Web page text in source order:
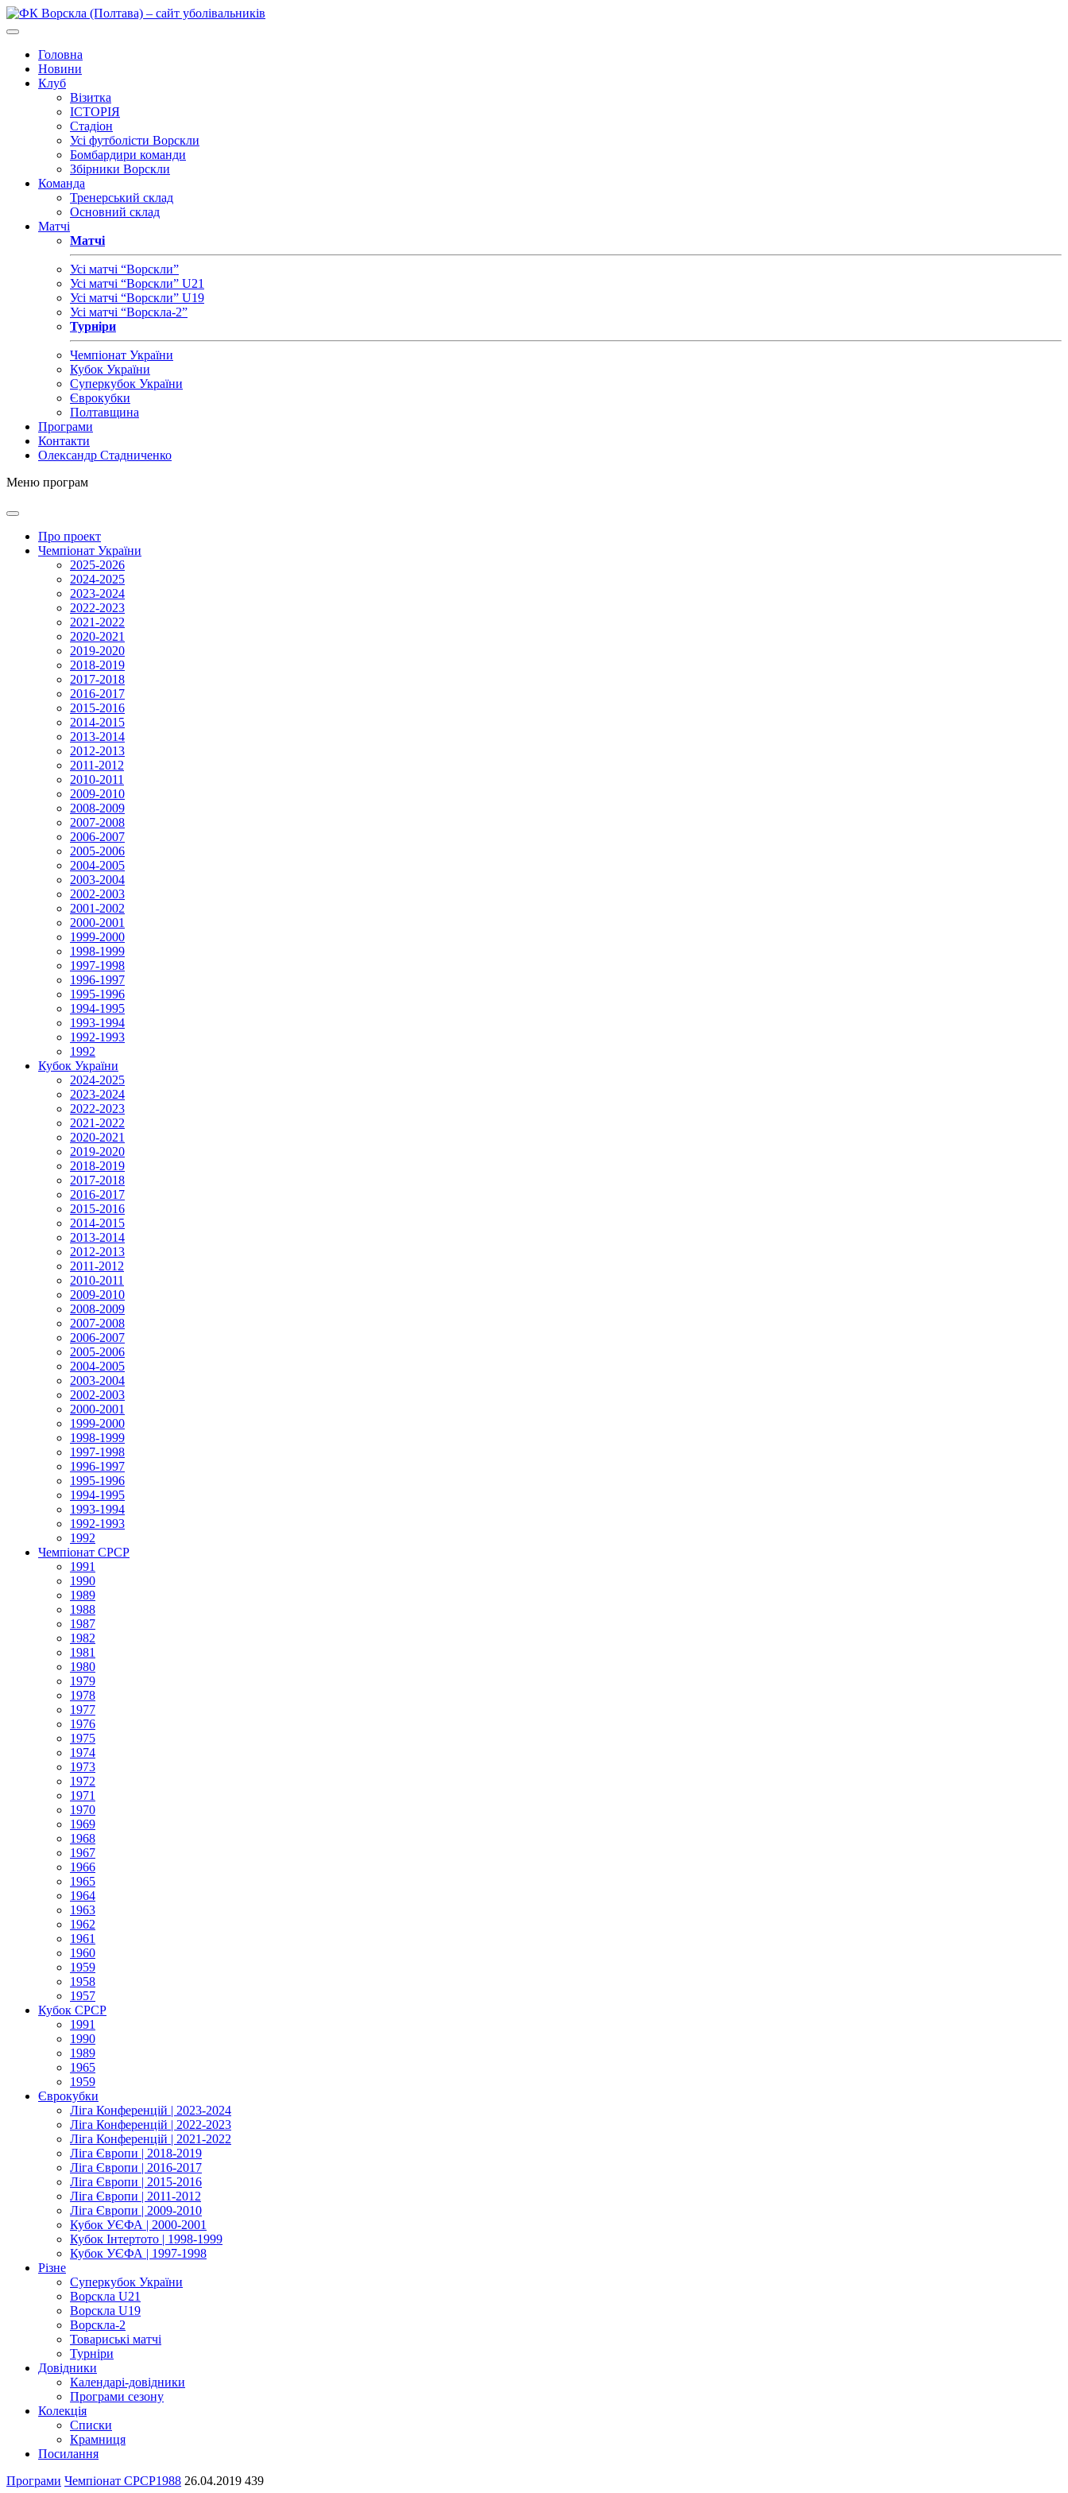
Головна
Новини
Клуб
Візитка
ІСТОРІЯ
Стадіон
Усі футболісти Ворскли
Бомбардири команди
Збірники Ворскли
Команда
Тренерський склад
Основний склад
Матчі
Матчі
Усі матчі “Ворскли”
Усі матчі “Ворскли” U21
Усі матчі “Ворскли” U19
Усі матчі “Ворскла-2”
Турніри
Чемпіонат України
Кубок України
Суперкубок України
Єврокубки
Полтавщина
Програми
Контакти
Олександр Стадниченко
Меню програм
Про проект
Чемпіонат України
2025-2026
2024-2025
2023-2024
2022-2023
2021-2022
2020-2021
2019-2020
2018-2019
2017-2018
2016-2017
2015-2016
2014-2015
2013-2014
2012-2013
2011-2012
2010-2011
2009-2010
2008-2009
2007-2008
2006-2007
2005-2006
2004-2005
2003-2004
2002-2003
2001-2002
2000-2001
1999-2000
1998-1999
1997-1998
1996-1997
1995-1996
1994-1995
1993-1994
1992-1993
1992
Кубок України
2024-2025
2023-2024
2022-2023
2021-2022
2020-2021
2019-2020
2018-2019
2017-2018
2016-2017
2015-2016
2014-2015
2013-2014
2012-2013
2011-2012
2010-2011
2009-2010
2008-2009
2007-2008
2006-2007
2005-2006
2004-2005
2003-2004
2002-2003
2000-2001
1999-2000
1998-1999
1997-1998
1996-1997
1995-1996
1994-1995
1993-1994
1992-1993
1992
Чемпіонат СРСР
1991
1990
1989
1988
1987
1982
1981
1980
1979
1978
1977
1976
1975
1974
1973
1972
1971
1970
1969
1968
1967
1966
1965
1964
1963
1962
1961
1960
1959
1958
1957
Кубок СРСР
1991
1990
1989
1965
1959
Єврокубки
Ліга Конференцій | 2023-2024
Ліга Конференцій | 2022-2023
Ліга Конференцій | 2021-2022
Ліга Європи | 2018-2019
Ліга Європи | 2016-2017
Ліга Європи | 2015-2016
Ліга Європи | 2011-2012
Ліга Європи | 2009-2010
Кубок УЄФА | 2000-2001
Кубок Інтертото | 1998-1999
Кубок УЄФА | 1997-1998
Різне
Суперкубок України
Ворскла U21
Ворскла U19
Ворскла-2
Товариські матчі
Турніри
Довідники
Календарі-довідники
Програми сезону
Колекція
Списки
Крамниця
Посилання
Програми Чемпіонат СРСР1988 26.04.2019 439